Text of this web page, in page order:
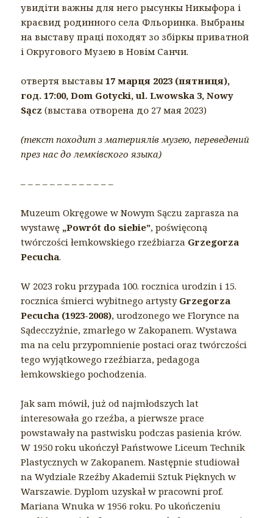
увидіти важны для него рысункы Никыфора і
краєвид родинного села Фльоринка. Выбраны
на выставу праці походят зо збіркы приватной
і Округового Музею в Новім Санчи.
отвертя выставы17 марця 2023 (пятниця),
год. 17:00, Dom Gotycki, ul. Lwowska 3, Nowy
Sącz (выстава отворена до 27 мая 2023)
(текст походит з материялів музею, переведений
през нас до лемківского языка)
– – – – – – – – – – – – –
Muzeum Okręgowe w Nowym Sączu zaprasza na
wystawę „Powrót do siebie”, poświęconą
twórczości łemkowskiego rzeźbiarza Grzegorza
Pecucha.
W 2023 roku przypada 100. rocznica urodzin i 15.
rocznica śmierci wybitnego artysty Grzegorza
Pecucha (1923-2008), urodzonego we Florynce na
Sądecczyźnie, zmarłego w Zakopanem. Wystawa
ma na celu przypomnienie postaci oraz twórczości
tego wyjątkowego rzeźbiarza, pedagoga
łemkowskiego pochodzenia.
Jak sam mówił, już od najmłodszych lat
interesowała go rzeźba, a pierwsze prace
powstawały na pastwisku podczas pasienia krów.
W 1950 roku ukończył Państwowe Liceum Technik
Plastycznych w Zakopanem. Następnie studiował
na Wydziale Rzeźby Akademii Sztuk Pięknych w
Warszawie. Dyplom uzyskał w pracowni prof.
Mariana Wnuka w 1956 roku. Po ukończeniu